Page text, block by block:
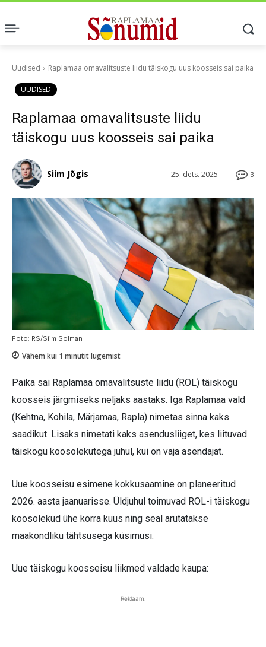
Uudised Raplamaa omavalitsuste liidu täiskogu uus koosseis sai paika
UUDISED
Raplamaa omavalitsuste liidu
täiskogu uus koosseis sai paika
3
25. dets. 2025
Siim Jõgis
Foto: RS/Siim Solman
Vähem kui 1 minutit lugemist
Paika sai Raplamaa omavalitsuste liidu (ROL) täiskogu
koosseis järgmiseks neljaks aastaks. Iga Raplamaa vald
(Kehtna, Kohila, Märjamaa, Rapla) nimetas sinna kaks
saadikut. Lisaks nimetati kaks asendusliiget, kes liituvad
täiskogu koosolekutega juhul, kui on vaja asendajat.
Uue koosseisu esimene kokkusaamine on planeeritud
2026. aasta jaanuarisse. Üldjuhul toimuvad ROL-i täiskogu
koosolekud ühe korra kuus ning seal arutatakse
maakondliku tähtsusega küsimusi.
Uue täiskogu koosseisu liikmed valdade kaupa:
Reklaam: